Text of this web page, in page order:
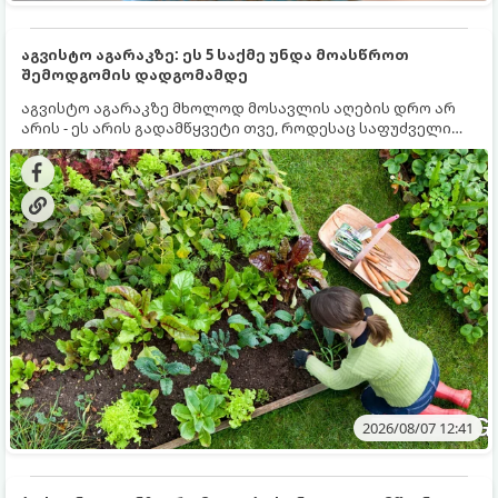
აგვისტო აგარაკზე: ეს 5 საქმე უნდა მოასწროთ
შემოდგომის დადგომამდე
აგვისტო აგარაკზე მხოლოდ მოსავლის აღების დრო არ
არის - ეს არის გადამწყვეტი თვე, როდესაც საფუძველი
ეყრება მომავალი წლის მოსავალს და ბაღი მზადდება
შემოდგომა-ზამთრის სეზონისთვის. იმისათვის, რომ
ნიადაგმა ენერგია აღიდგინოს, ხოლო მცენარეებმა
ზამთარს გაუძლონ, აგვისტოს ბოლომდე 5
მნიშვნელოვანი საქმის გაკეთება უნდა მოასწროთ:
2026/08/07 12:41